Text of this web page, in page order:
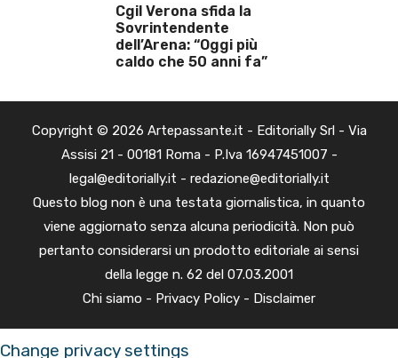
Cgil Verona sfida la
Sovrintendente
dell’Arena: “Oggi più
caldo che 50 anni fa”
Copyright © 2026 Artepassante.it - Editorially Srl - Via
Assisi 21 - 00181 Roma - P.Iva 16947451007 -
legal@editorially.it - redazione@editorially.it
Questo blog non è una testata giornalistica, in quanto
viene aggiornato senza alcuna periodicità. Non può
pertanto considerarsi un prodotto editoriale ai sensi
della legge n. 62 del 07.03.2001
Chi siamo - Privacy Policy - Disclaimer
Change privacy settings